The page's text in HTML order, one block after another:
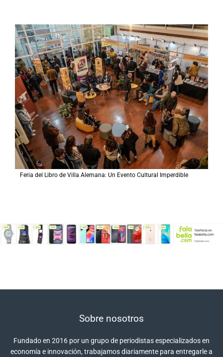
Feria del Libro de Villa Alemana: Un Evento Cultural Imperdible
Sobre nosotros
Fundado en 2016 por un grupo de periodistas especializados en
economía e innovación, trabajamos diariamente para entregarle a